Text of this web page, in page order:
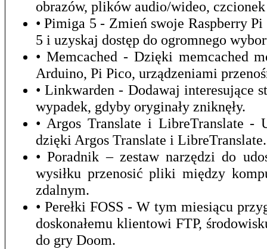
obrazów, plików audio/wideo,
• Pimiga 5 - Zmień swoje Raspberry
5 i uzyskaj dostęp do ogromnego
• Memcached - Dzięki memcached
Arduino, Pi Pico, urządzeniami
• Linkwarden - Dodawaj interesujące
wypadek, gdyby oryginały zniknęły.
• Argos Translate i LibreTranslate -
dzięki Argos Translate i LibreTranslate.
• Poradnik – zestaw narzędzi do
wysiłku przenosić pliki między
zdalnym.
• Perełki FOSS - W tym miesiącu
doskonałemu klientowi FTP,
do gry Doom.